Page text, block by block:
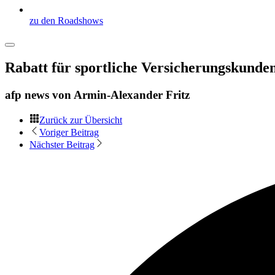
zu den Roadshows
Rabatt für sportliche
afp news von Armin-Alexander Fritz
Zurück zur Übersicht
Voriger Beitrag
Nächster Beitrag